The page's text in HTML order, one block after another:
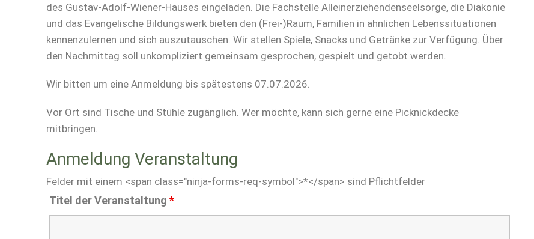
des Gustav-Adolf-Wiener-Hauses eingeladen. Die Fachstelle Alleinerziehendenseelsorge, die Diakonie
und das Evangelische Bildungswerk bieten den (Frei-)Raum, Familien in ähnlichen Lebenssituationen
kennenzulernen und sich auszutauschen. Wir stellen Spiele, Snacks und Getränke zur Verfügung. Über
den Nachmittag soll unkompliziert gemeinsam gesprochen, gespielt und getobt werden.
Wir bitten um eine Anmeldung bis spätestens 07.07.2026.
Vor Ort sind Tische und Stühle zugänglich. Wer möchte, kann sich gerne eine Picknickdecke
mitbringen.
Anmeldung Veranstaltung
Felder mit einem <span class="ninja-forms-req-symbol">*</span> sind Pflichtfelder
Titel der Veranstaltung *